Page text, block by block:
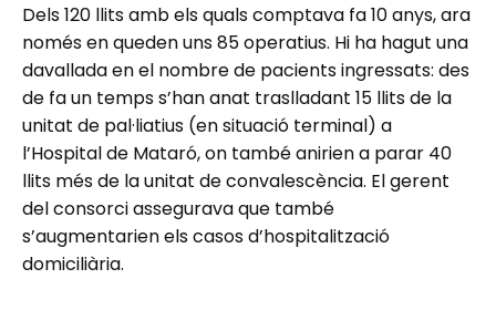
Dels 120 llits amb els quals comptava fa 10 anys, ara
només en queden uns 85 operatius. Hi ha hagut una
davallada en el nombre de pacients ingressats: des
de fa un temps s’han anat traslladant 15 llits de la
unitat de pal·liatius (en situació terminal) a
l’Hospital de Mataró, on també anirien a parar 40
llits més de la unitat de convalescència. El gerent
del consorci assegurava que també
s’augmentarien els casos d’hospitalització
domiciliària.